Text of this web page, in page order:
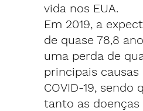
vida nos EUA.
Em 2019, a
de quase 78,8
uma perda de
principais
COVID-19,
tanto as